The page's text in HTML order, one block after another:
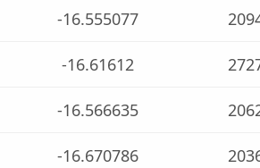
-16.555077
-16.61612
-16.566635
-16.670786